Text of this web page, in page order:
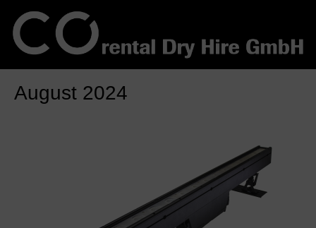
August 2024